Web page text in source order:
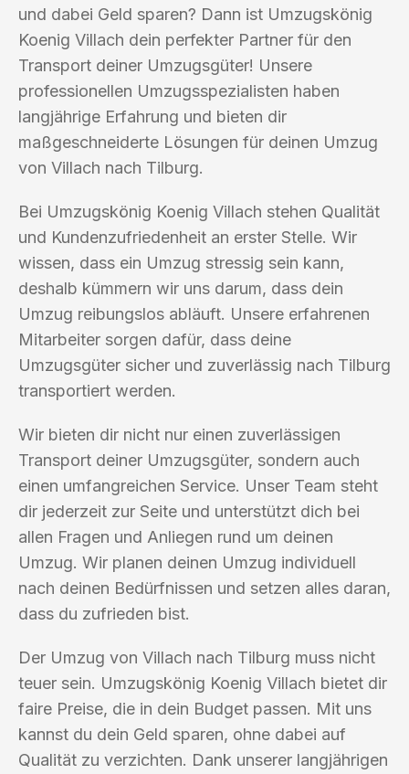
und dabei Geld sparen? Dann ist Umzugskönig
Koenig Villach dein perfekter Partner für den
Transport deiner Umzugsgüter! Unsere
professionellen Umzugsspezialisten haben
langjährige Erfahrung und bieten dir
maßgeschneiderte Lösungen für deinen Umzug
von Villach nach Tilburg.
Bei Umzugskönig Koenig Villach stehen Qualität
und Kundenzufriedenheit an erster Stelle. Wir
wissen, dass ein Umzug stressig sein kann,
deshalb kümmern wir uns darum, dass dein
Umzug reibungslos abläuft. Unsere erfahrenen
Mitarbeiter sorgen dafür, dass deine
Umzugsgüter sicher und zuverlässig nach Tilburg
transportiert werden.
Wir bieten dir nicht nur einen zuverlässigen
Transport deiner Umzugsgüter, sondern auch
einen umfangreichen Service. Unser Team steht
dir jederzeit zur Seite und unterstützt dich bei
allen Fragen und Anliegen rund um deinen
Umzug. Wir planen deinen Umzug individuell
nach deinen Bedürfnissen und setzen alles daran,
dass du zufrieden bist.
Der Umzug von Villach nach Tilburg muss nicht
teuer sein. Umzugskönig Koenig Villach bietet dir
faire Preise, die in dein Budget passen. Mit uns
kannst du dein Geld sparen, ohne dabei auf
Qualität zu verzichten. Dank unserer langjährigen